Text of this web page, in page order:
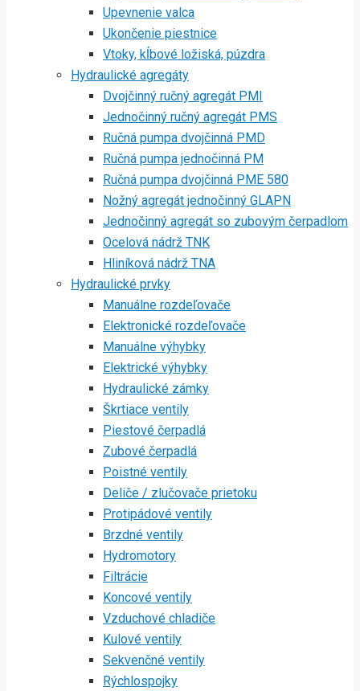
Upevnenie valca
Ukončenie piestnice
Vtoky, kĺbové ložiská, púzdra
Hydraulické agregáty
Dvojčinný ručný agregát PMI
Jednočinný ručný agregát PMS
Ručná pumpa dvojčinná PMD
Ručná pumpa jednočinná PM
Ručná pumpa dvojčinná PME 580
Nožný agregát jednočinný GLAPN
Jednočinný agregát so zubovým čerpadlom
Ocelová nádrž TNK
Hliníková nádrž TNA
Hydraulické prvky
Manuálne rozdeľovače
Elektronické rozdeľovače
Manuálne výhybky
Elektrické výhybky
Hydraulické zámky
Škrtiace ventily
Piestové čerpadlá
Zubové čerpadlá
Poistné ventily
Deliče / zlučovače prietoku
Protipádové ventily
Brzdné ventily
Hydromotory
Filtrácie
Koncové ventily
Vzduchové chladiče
Kulové ventily
Sekvenčné ventily
Rýchlospojky